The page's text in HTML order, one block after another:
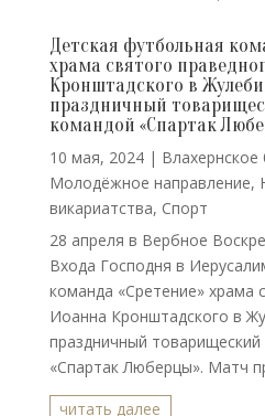
Детская футбольная
храма святого
Кронштадского в
праздничный
командой «Спартак
10 мая, 2024| Влахернское
Молодёжное направление,
викариатства, Спорт
28 апреля в Вербное
Входа Господня в
команда «Сретение» храма
Иоанна Кронштадского в
праздничный
«Спартак Люберцы». Матч
читать далее